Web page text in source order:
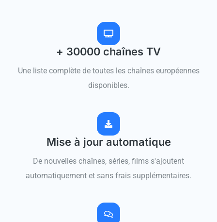
+ 30000 chaînes TV
Une liste complète de toutes les chaînes européennes
disponibles.
Mise à jour automatique
De nouvelles chaînes, séries, films s'ajoutent
automatiquement et sans frais supplémentaires.